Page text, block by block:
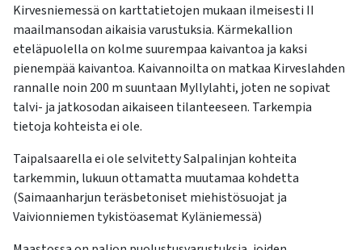
Kirvesniemessä on karttatietojen mukaan ilmeisesti II
maailmansodan aikaisia varustuksia. Kärmekallion
eteläpuolella on kolme suurempaa kaivantoa ja kaksi
pienempää kaivantoa. Kaivannoilta on matkaa Kirveslahden
rannalle noin 200 m suuntaan Myllylahti, joten ne sopivat
talvi- ja jatkosodan aikaiseen tilanteeseen. Tarkempia
tietoja kohteista ei ole.
Taipalsaarella ei ole selvitetty Salpalinjan kohteita
tarkemmin, lukuun ottamatta muutamaa kohdetta
(Saimaanharjun teräsbetoniset miehistösuojat ja
Vaivionniemen tykistöasemat Kyläniemessä)